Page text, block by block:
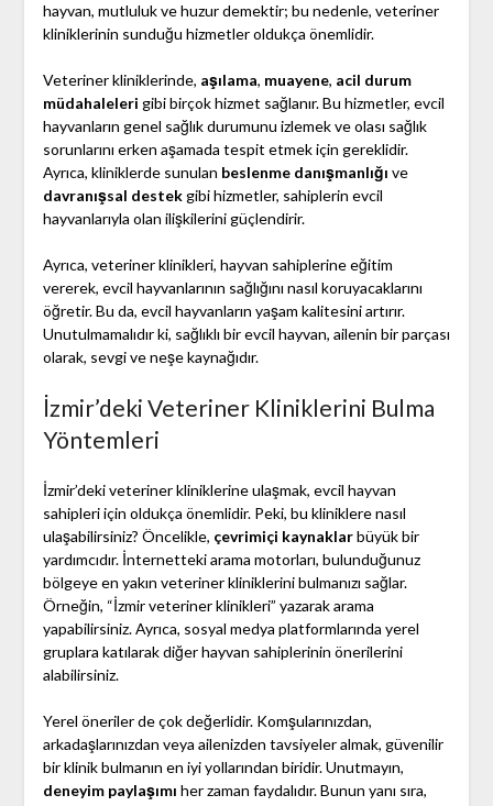
hayvan, mutluluk ve huzur demektir; bu nedenle, veteriner
kliniklerinin sunduğu hizmetler oldukça önemlidir.
Veteriner kliniklerinde, aşılama, muayene, acil durum
müdahaleleri gibi birçok hizmet sağlanır. Bu hizmetler, evcil
hayvanların genel sağlık durumunu izlemek ve olası sağlık
sorunlarını erken aşamada tespit etmek için gereklidir.
Ayrıca, kliniklerde sunulan beslenme danışmanlığı ve
davranışsal destekgibi hizmetler, sahiplerin evcil
hayvanlarıyla olan ilişkilerini güçlendirir.
Ayrıca, veteriner klinikleri, hayvan sahiplerine eğitim
vererek, evcil hayvanlarının sağlığını nasıl koruyacaklarını
öğretir. Bu da, evcil hayvanların yaşam kalitesini artırır.
Unutulmamalıdır ki, sağlıklı bir evcil hayvan, ailenin bir parçası
olarak, sevgi ve neşe kaynağıdır.
İzmir’deki Veteriner Kliniklerini Bulma
Yöntemleri
İzmir’deki veteriner kliniklerine ulaşmak, evcil hayvan
sahipleri için oldukça önemlidir. Peki, bu kliniklere nasıl
ulaşabilirsiniz? Öncelikle, çevrimiçi kaynaklarbüyük bir
yardımcıdır. İnternetteki arama motorları, bulunduğunuz
bölgeye en yakın veteriner kliniklerini bulmanızı sağlar.
Örneğin, “İzmir veteriner klinikleri” yazarak arama
yapabilirsiniz. Ayrıca, sosyal medya platformlarında yerel
gruplara katılarak diğer hayvan sahiplerinin önerilerini
alabilirsiniz.
Yerel öneriler de çok değerlidir. Komşularınızdan,
arkadaşlarınızdan veya ailenizden tavsiyeler almak, güvenilir
bir klinik bulmanın en iyi yollarından biridir. Unutmayın,
deneyim paylaşımı her zaman faydalıdır. Bunun yanı sıra,